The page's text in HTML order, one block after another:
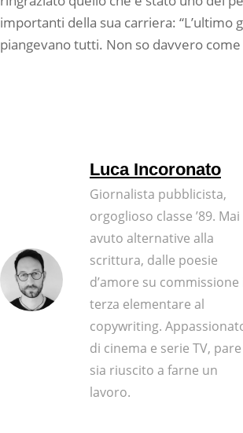
importanti della sua carriera: “L’ultimo
piangevano tutti. Non so davvero
Luca Incoronato
Giornalista pubblicista,
orgoglioso classe ’89. Mai
avuto alternative alla
scrittura, dalle poesie
d’amore su commissione
terza elementare al
copywriting.
di cinema e serie TV,
sia riuscito a farne un
lavoro.